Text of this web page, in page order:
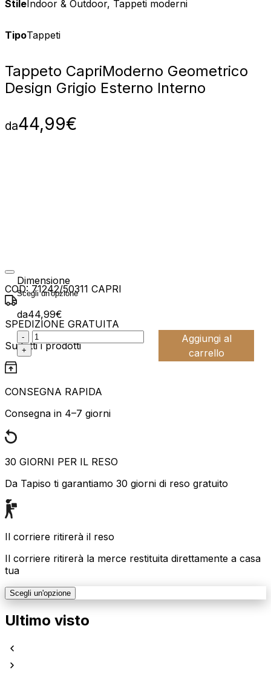
Stile Indoor & Outdoor, Tappeti moderni
TipoTappeti
Tappeto CapriModerno Geometrico
Design Grigio Esterno Interno
da44,99€
Dimensione
da44,99€
:product_name quantity
-
+
Aggiungi al
carrello
COD: 71242/50311 CAPRI
SPEDIZIONE GRATUITA
Su tutti i prodotti
CONSEGNA RAPIDA
Consegna in 4–7 giorni
30 GIORNI PER IL RESO
Da Tapiso ti garantiamo 30 giorni di reso gratuito
Il corriere ritirerà il reso
Il corriere ritirerà la merce restituita direttamente a casa
tua
Scegli un'opzione
Ultimo visto